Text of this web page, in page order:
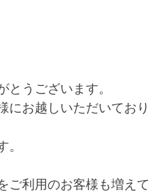
うございます。
にお越しいただいてお
。
ご利用のお客様も増え